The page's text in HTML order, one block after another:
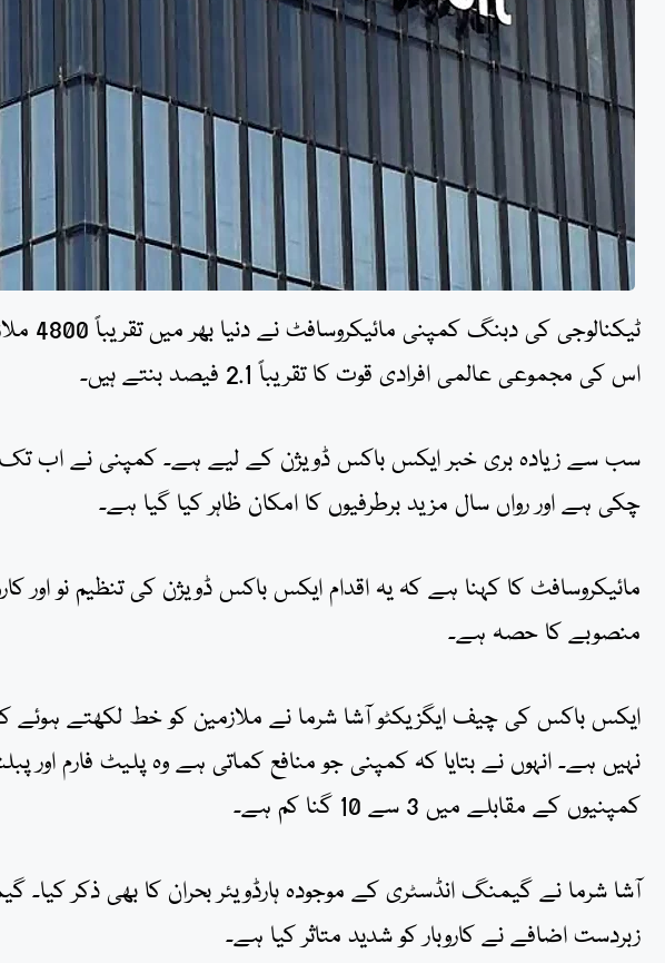
اس کی مجموعی عالمی افرادی قوت کا تقریباً 2.1 فیصد بنتے ہیں۔
چکی ہے اور رواں سال مزید برطرفیوں کا امکان ظاہر کیا گیا ہے۔
مائیکروسافٹ کا کہنا ہے کہ یہ اقدام ایکس باکس ڈویژن کی تنظیم نو اور
منصوبے کا حصہ ہے۔
ایکس باکس کی چیف ایگزیکٹو آشا شرما نے ملازمین کو خط لکھتے ہوئے
نہیں ہے۔ انہوں نے بتایا کہ کمپنی جو منافع کماتی ہے وہ پلیٹ فارم
کمپنیوں کے مقابلے میں 3 سے 10 گنا کم ہے۔
آشا شرما نے گیمنگ انڈسٹری کے موجودہ ہارڈویئر بحران کا بھی ذکر
زبردست اضافے نے کاروبار کو شدید متاثر کیا ہے۔